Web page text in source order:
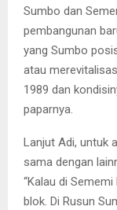
Sumbo dan
pembangunan
yang Sumbo
atau
1989 dan
paparnya.
Lanjut Adi, untuk
sama dengan
“Kalau di
blok. Di Rusun